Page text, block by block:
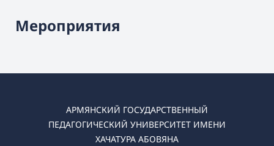
Mероприятия
АРМЯНСКИЙ ГОСУДАРСТВЕННЫЙ
ПЕДАГОГИЧЕСКИЙ УНИВЕРСИТЕТ ИМЕНИ
ХАЧАТУРА АБОВЯНА